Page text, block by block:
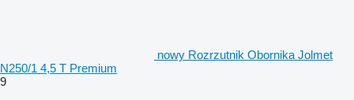
nowy Rozrzutnik Obornika Jolmet
N250/1 4,5 T Premium
9